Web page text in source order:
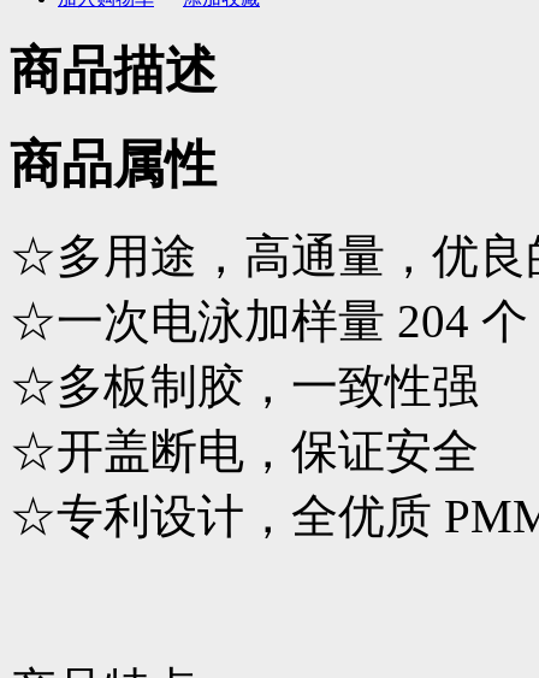
商品描述
商品属性
☆多用途，高通量，优良
☆一次电泳加样量 204
☆多板制胶，一致性强
☆开盖断电，保证安全
☆专利设计，全优质